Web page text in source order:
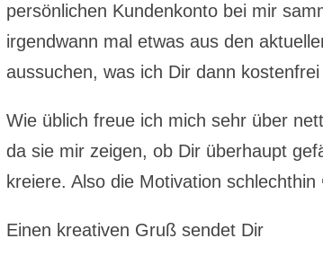
persönlichen Kundenkonto bei mir
irgendwann mal etwas aus den
aussuchen, was ich Dir dann
Wie üblich freue ich mich sehr über
da sie mir zeigen, ob Dir überhaupt
kreiere. Also die Motivation schlechthin
Einen kreativen Gruß sendet Dir